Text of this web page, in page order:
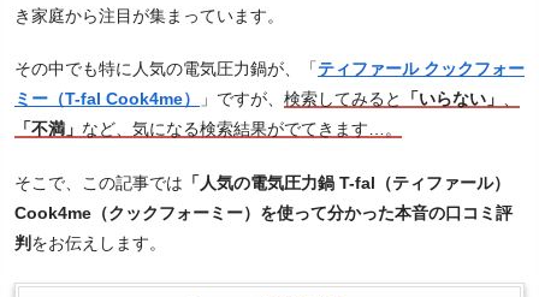
き家庭から注目が集まっています。
その中でも特に人気の電気圧力鍋が、「ティファール クックフォー
ミー（T-fal Cook4me）
」ですが、 検索してみると 「いらない」 、
「不満」 など、気になる検索結果がでてきます…。
そこで、この記事では 「人気の電気圧力鍋 T-fal（ティファール）
Cook4me（クックフォーミー）を使って分かった本音の口コミ評
判 をお伝えします。